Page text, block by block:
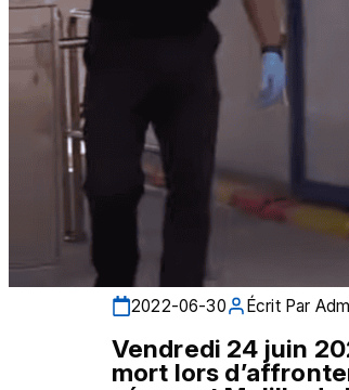
2022-06-30 Écrit Par
Vendredi 24 juin
mort lors